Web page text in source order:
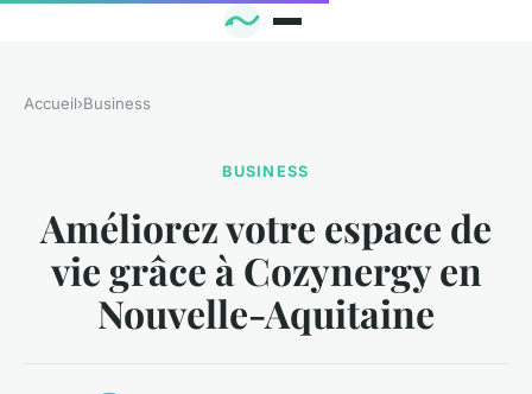
Accueil›Business
BUSINESS
Améliorez votre espace de
vie grâce à Cozynergy en
Nouvelle-Aquitaine